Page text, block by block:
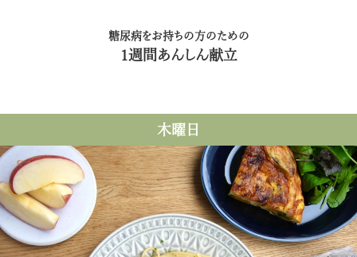
糖尿病をお持ちの方のための
1週間あんしん献立
木曜日